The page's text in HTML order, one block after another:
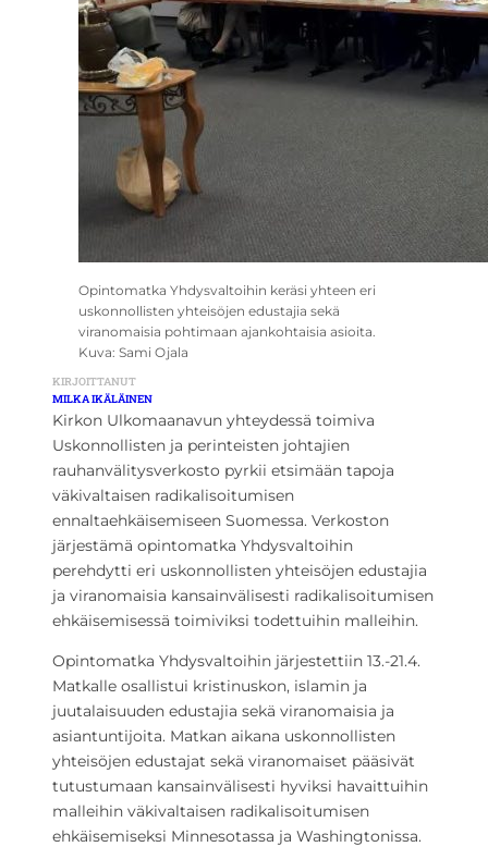
Opintomatka Yhdysvaltoihin keräsi yhteen eri
uskonnollisten yhteisöjen edustajia sekä
viranomaisia pohtimaan ajankohtaisia asioita.
Kuva: Sami Ojala
KIRJOITTANUT
MILKA IKÄLÄINEN
Kirkon Ulkomaanavun yhteydessä toimiva
Uskonnollisten ja perinteisten johtajien
rauhanvälitysverkosto pyrkii etsimään tapoja
väkivaltaisen radikalisoitumisen
ennaltaehkäisemiseen Suomessa. Verkoston
järjestämä opintomatka Yhdysvaltoihin
perehdytti eri uskonnollisten yhteisöjen edustajia
ja viranomaisia kansainvälisesti radikalisoitumisen
ehkäisemisessä toimiviksi todettuihin malleihin.
Opintomatka Yhdysvaltoihin järjestettiin 13.-21.4.
Matkalle osallistui kristinuskon, islamin ja
juutalaisuuden edustajia sekä viranomaisia ja
asiantuntijoita. Matkan aikana uskonnollisten
yhteisöjen edustajat sekä viranomaiset pääsivät
tutustumaan kansainvälisesti hyviksi havaittuihin
malleihin väkivaltaisen radikalisoitumisen
ehkäisemiseksi Minnesotassa ja Washingtonissa.